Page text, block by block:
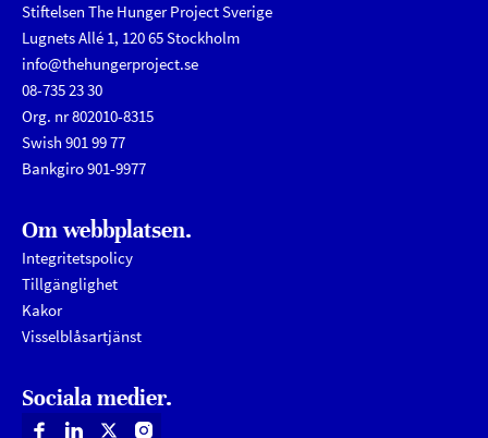
Stiftelsen The Hunger Project Sverige
Lugnets Allé 1, 120 65 Stockholm
info@thehungerproject.se
08-735 23 30
Org. nr 802010-8315
Swish 901 99 77
Bankgiro 901-9977
Om webbplatsen.
Integritetspolicy
Tillgänglighet
Kakor
Visselblåsartjänst
Sociala medier.